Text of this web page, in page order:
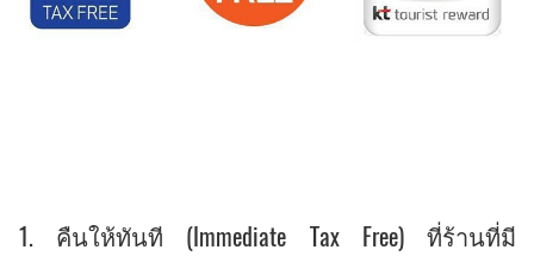
1. คืนให้ทันที (Immediate Tax Free) ที่ร้านที่มี